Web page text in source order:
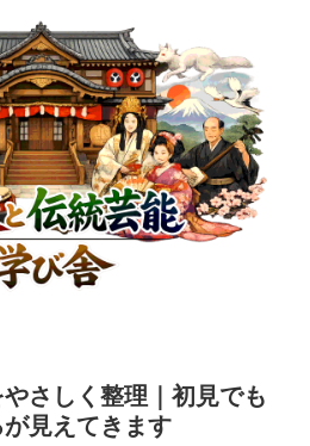
さしく整理｜初見でも
見えてきます